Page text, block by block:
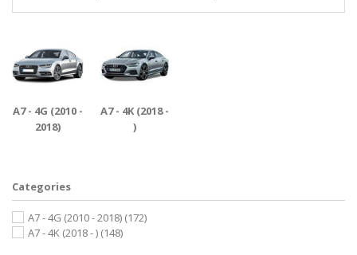
A7 - 4G (2010 -
2018)
A7 - 4K (2018 -
)
Categories
A7 - 4G (2010 - 2018) (172)
A7 - 4K (2018 - ) (148)